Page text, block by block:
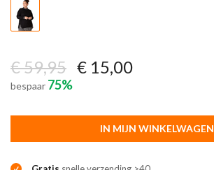
€ 59,95 € 15,00
bespaar 75%
IN MIJN WINKELWAGEN